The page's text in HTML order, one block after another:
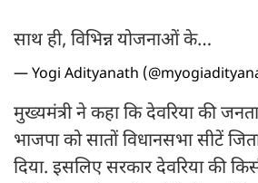
साथ ही, विभिन्न योजनाओं के…
— Yogi Adityanath
मुख्यमंत्री ने कहा कि देवरिया की
भाजपा को सातों विधानसभा सीटें
दिया. इसलिए सरकार देवरिया की